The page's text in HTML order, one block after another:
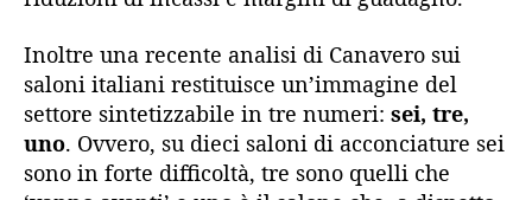
Inoltre una recente analisi di Canavero sui
saloni italiani restituisce un’immagine del
settore sintetizzabile in tre numeri: sei, tre,
uno. Ovvero, su dieci saloni di acconciature sei
sono in forte difficoltà, tre sono quelli che